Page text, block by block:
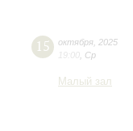
15 октября 2025
19:00 Ср
Малый зал